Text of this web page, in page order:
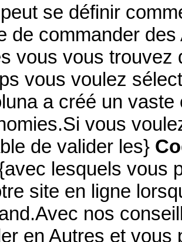
se définir
de commander
vous vous
vous voulez
a créé un
vous
de valider les}
lesquels vous
site en ligne
nos
en Autres et vous